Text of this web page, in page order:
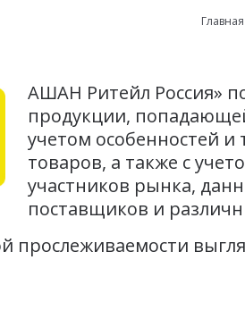
Главная
АШАН Ритейл Россия»
продукции,
учетом особенностей
товаров, а также с
участников рынка,
поставщиков и
прослеживаемости